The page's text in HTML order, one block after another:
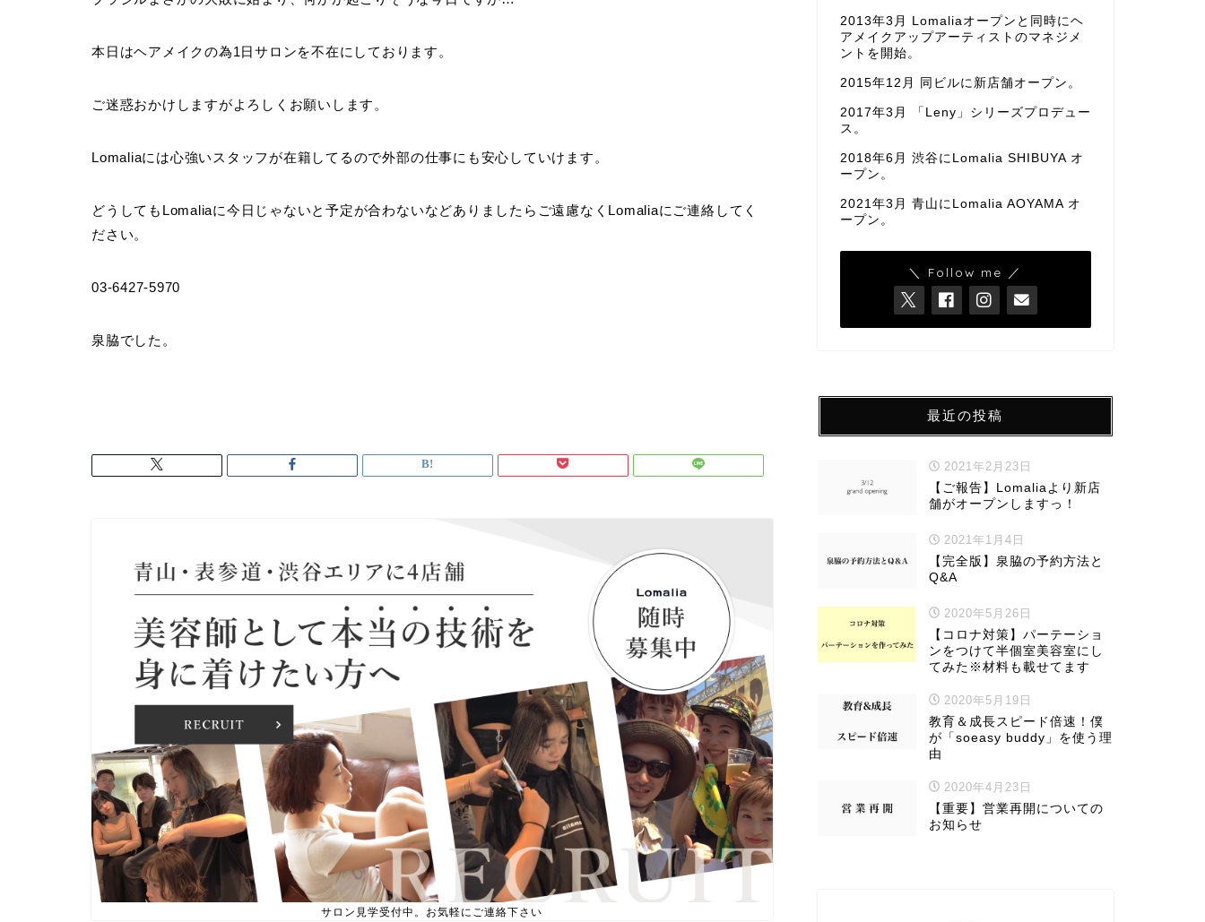
本日はヘアメイクの為1日サロンを不在にしております。
ご迷惑おかけしますがよろしくお願いします。
Lomaliaには心強いスタッフが在籍してるので外部の仕事にも安心していけます。
どうしてもLomaliaに今日じゃないと予定が合わないなどありましたらご遠慮なくLomaliaにご連絡してく
ださい。
03-6427-5970
泉脇でした。
サロン見学受付中。お気軽にご連絡下さい
2013年3月 Lomaliaオープンと同時にヘ
アメイクアップアーティストのマネジメ
ントを開始。
2015年12月 同ビルに新店舗オープン。
2017年3月 「Leny」シリーズプロデュー
ス。
2018年6月 渋谷にLomalia SHIBUYA オ
ープン。
2021年3月 青山にLomalia AOYAMA オ
ープン。
＼ Follow me ／
最近の投稿
2021年2月23日
【ご報告】Lomaliaより新店
舗がオープンしますっ！
2021年1月4日
【完全版】泉脇の予約方法と
Q&A
2020年5月26日
【コロナ対策】パーテーショ
ンをつけて半個室美容室にし
てみた※材料も載せてます
2020年5月19日
教育＆成長スピード倍速！僕
が「soeasy buddy」を使う理
由
2020年4月23日
【重要】営業再開についての
お知らせ